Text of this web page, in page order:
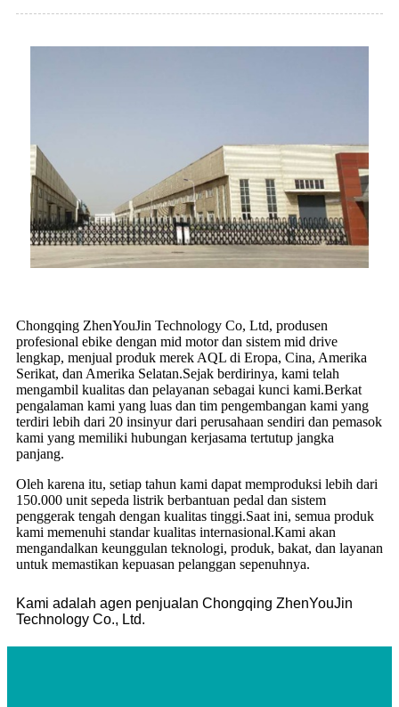
Chongqing ZhenYouJin Technology Co, Ltd, produsen
profesional ebike dengan mid motor dan sistem mid drive
lengkap, menjual produk merek AQL di Eropa, Cina, Amerika
Serikat, dan Amerika Selatan.Sejak berdirinya, kami telah
mengambil kualitas dan pelayanan sebagai kunci kami.Berkat
pengalaman kami yang luas dan tim pengembangan kami yang
terdiri lebih dari 20 insinyur dari perusahaan sendiri dan pemasok
kami yang memiliki hubungan kerjasama tertutup jangka
panjang.
Oleh karena itu, setiap tahun kami dapat memproduksi lebih dari
150.000 unit sepeda listrik berbantuan pedal dan sistem
penggerak tengah dengan kualitas tinggi.Saat ini, semua produk
kami memenuhi standar kualitas internasional.Kami akan
mengandalkan keunggulan teknologi, produk, bakat, dan layanan
untuk memastikan kepuasan pelanggan sepenuhnya.
Kami adalah agen penjualan Chongqing ZhenYouJin
Technology Co., Ltd.